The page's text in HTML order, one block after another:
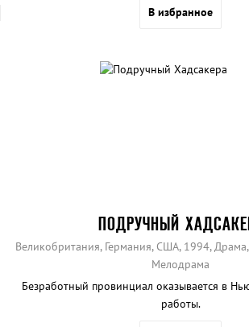
В избранное
ПОДРУЧНЫЙ
Великобритания, Германия, США, 1994,
Мелодрама
Безработный провинциал оказывается в
работы.